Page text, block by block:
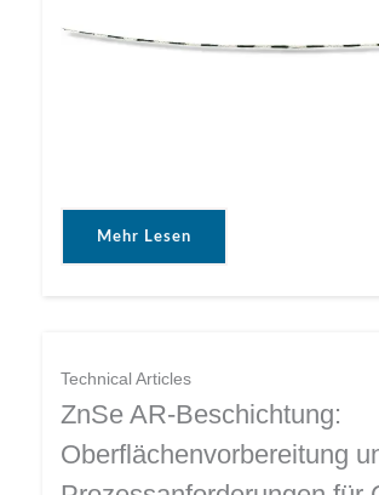
Mehr Lesen
Technical Articles
ZnSe AR-Beschichtung:
Oberflächenvorbereitung